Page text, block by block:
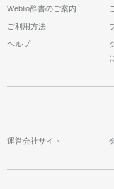
Weblio辞書のご案内
ご利用方法
ヘルプ
運営会社サイト